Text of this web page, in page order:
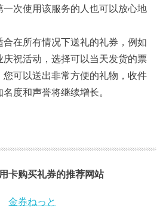
一次使用该服务的人也可以放心地
在所有情况下送礼的礼券，例如
庆祝活动，选择可以当天发货的票
您可以送出非常方便的礼物，收件
度和声誉将继续增长。
卡购买礼券的推荐网站
金券ねっと